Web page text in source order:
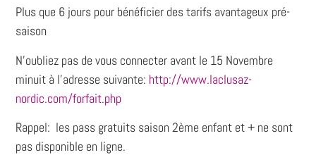
Plus que 6 jours pour bénéficier des tarifs avantageux pré-
saison
N’oubliez pas de vous connecter avant le 15 Novembre
minuit à l’adresse suivante: http://www.laclusaz-
nordic.com/forfait.php
Rappel: les pass gratuits saison 2ème enfant et + ne sont
pas disponible en ligne.